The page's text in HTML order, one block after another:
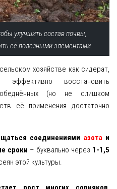
улучшить состав почвы,
её полезными элементами.
хозяйстве как сидерат,
эффективно восстановить
(но не слишком
её применения достаточно
соединениями азотаи
сроки – буквально через 1-1,5
этой культуры.